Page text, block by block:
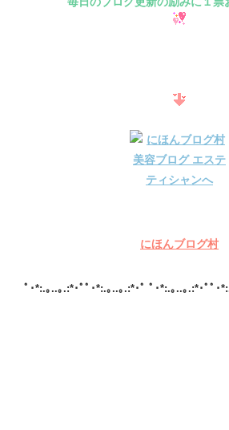
にほんブログ村
ﾟ･*:.｡..｡.:*･ﾟﾟ･*:.｡..｡.:*･ﾟ ﾟ･*:.｡..｡.:*･ﾟﾟ･